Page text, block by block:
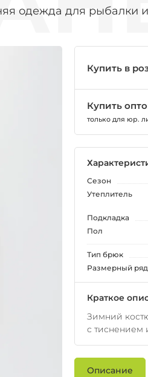
одежда для рыбалки
Купить в
Купить
только для юр.
Сезон
Утеплитель
Подкладка
Пол
Тип брюк
Размерный ряд
Краткое
Зимний
с тиснением
Описание